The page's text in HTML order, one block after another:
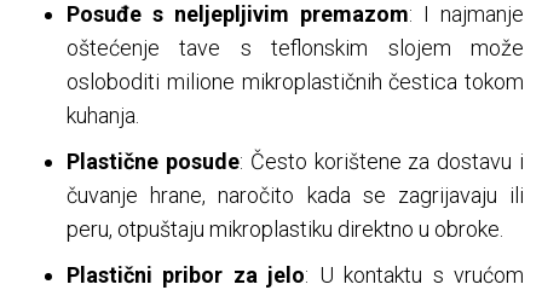
Posuđe s neljepljivim premazom: I najmanje
oštećenje tave s teflonskim slojem može
osloboditi milione mikroplastičnih čestica tokom
kuhanja.
Plastične posude: Često korištene za dostavu i
čuvanje hrane, naročito kada se zagrijavaju ili
peru, otpuštaju mikroplastiku direktno u obroke.
Plastični pribor za jelo: U kontaktu s vrućom